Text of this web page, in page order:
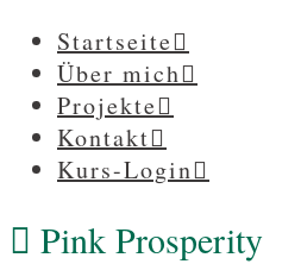
Startseite
Über mich
Projekte
Kontakt
Kurs-Login
Pink Prosperity